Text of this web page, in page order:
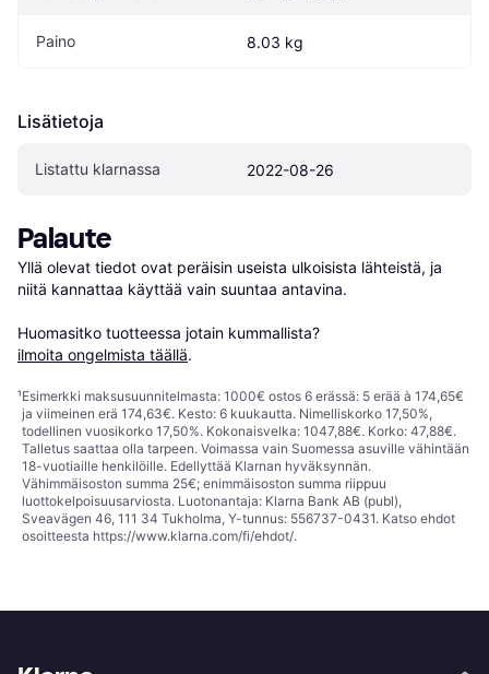
Paino 8.03 kg
Lisätietoja
Listattu klarnassa 2022-08-26
Palaute
Yllä olevat tiedot ovat peräisin useista ulkoisista lähteistä, ja
niitä kannattaa käyttää vain suuntaa antavina.
Huomasitko tuotteessa jotain kummallista?
ilmoita ongelmista täällä.
¹Esimerkki maksusuunnitelmasta: 1000€ ostos 6 erässä: 5 erää à 174,65€
ja viimeinen erä 174,63€. Kesto: 6 kuukautta. Nimelliskorko 17,50%,
todellinen vuosikorko 17,50%. Kokonaisvelka: 1047,88€. Korko: 47,88€.
Talletus saattaa olla tarpeen. Voimassa vain Suomessa asuville vähintään
18-vuotiaille henkilöille. Edellyttää Klarnan hyväksynnän.
Vähimmäisoston summa 25€; enimmäisoston summa riippuu
luottokelpoisuusarviosta. Luotonantaja: Klarna Bank AB (publ),
Sveavägen 46, 111 34 Tukholma, Y-tunnus: 556737-0431. Katso ehdot
osoitteesta https://www.klarna.com/fi/ehdot/.